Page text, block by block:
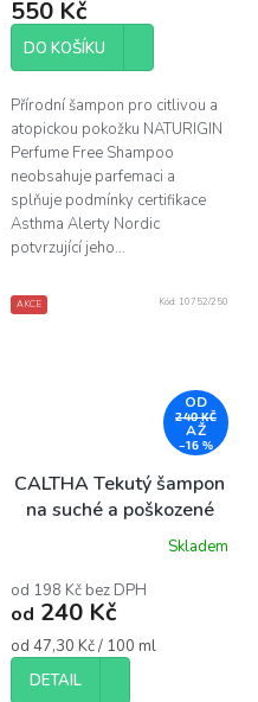
550 Kč
DO KOŠÍKU
Přírodní šampon pro citlivou a
atopickou pokožku NATURIGIN
Perfume Free Shampoo
neobsahuje parfemaci a
splňuje podmínky certifikace
Asthma Alerty Nordic
potvrzující jeho...
AKCE
OD
240 KČ
AŽ
–16 %
CALTHA Tekutý šampon
na suché a poškozené
vlasy / bezový květ, šípek
produktu
je
z
hvězdiček.
Skladem
od 198 Kč bez DPH
od 240 Kč
Měrná
cena:
od 47,30 Kč / 100 ml
DETAIL
Kód: 10752/250